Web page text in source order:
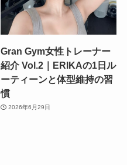
Gran Gym女性トレーナー
紹介 Vol.2｜ERIKAの1日ル
ーティーンと体型維持の習
慣
2026年6月29日